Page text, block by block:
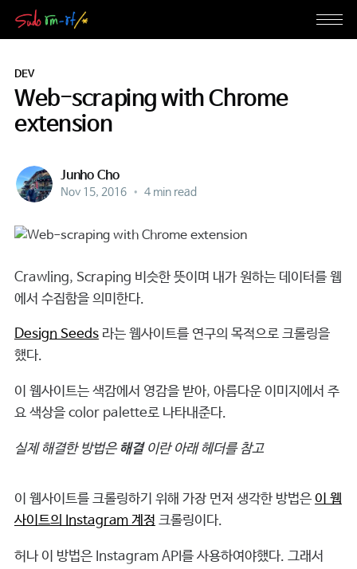
DEV
Web-scraping with Chrome
extension
Junho Cho
Nov 15, 2016 • 4 min read
Crawling, Scraping 비슷한 뜻이며 내가 원하는 데이터를 웹
에서 수집함을 의미한다.
Design Seeds라는 웹사이트를 연구의 목적으로 크롤링을
했다.
이 웹사이트는 색감에서 영감을 받아, 아름다운 이미지에서 주
요 색상을 color palette로 나타내준다.
실제 해결한 방법은해결이란 아래 헤더를 참고
이 웹사이트를 크롤링하기 위해 가장 먼저 생각한 방법은 이 웹
사이트의 Instagram 계정 크롤링이다.
허나 이 방법은 Instagram API를 사용하여야했다. 그래서